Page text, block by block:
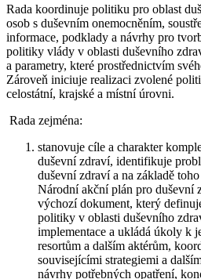
Rada koordinuje politiku pro oblast
osob s duševním onemocněním,
informace, podklady a návrhy pro
politiky vlády v oblasti duševního
a parametry, které prostřednictvím
Zároveň iniciuje realizaci zvolené
celostátní, krajské a místní úrovni.
Rada zejména:
stanovuje cíle a charakter
duševní zdraví, identifikuje
duševní zdraví a na základě
Národní akční plán pro duševní
výchozí dokument, který
politiky v oblasti duševního
implementace a ukládá úkoly k
resortům a dalším aktérům,
souvisejícími strategiemi a
návrhy potřebných opatření,